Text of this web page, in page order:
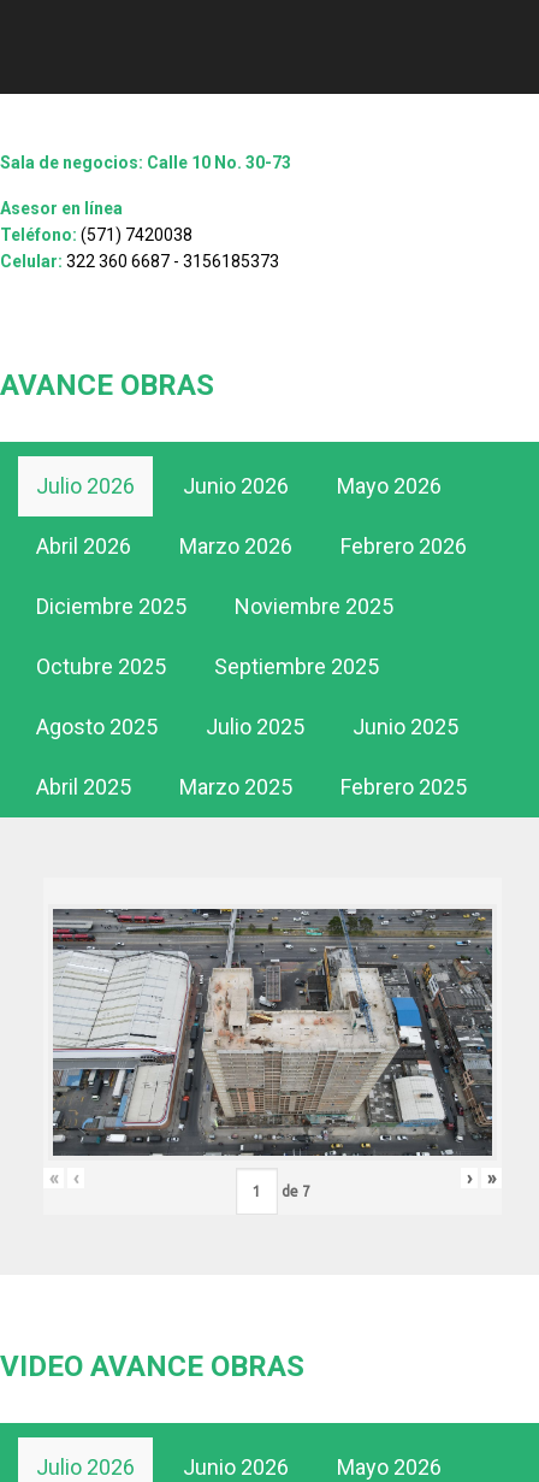
Sala de negocios: Calle 10 No. 30-73
Asesor en línea
Teléfono: (571) 7420038
Celular: 322 360 6687 - 3156185373
AVANCE OBRAS
Julio 2026 Junio 2026 Mayo 2026
Abril 2026 Marzo 2026 Febrero 2026
Diciembre 2025 Noviembre 2025
Octubre 2025 Septiembre 2025
Agosto 2025 Julio 2025 Junio 2025
Abril 2025 Marzo 2025 Febrero 2025
« ‹
de 7
› »
VIDEO AVANCE OBRAS
Julio 2026 Junio 2026 Mayo 2026